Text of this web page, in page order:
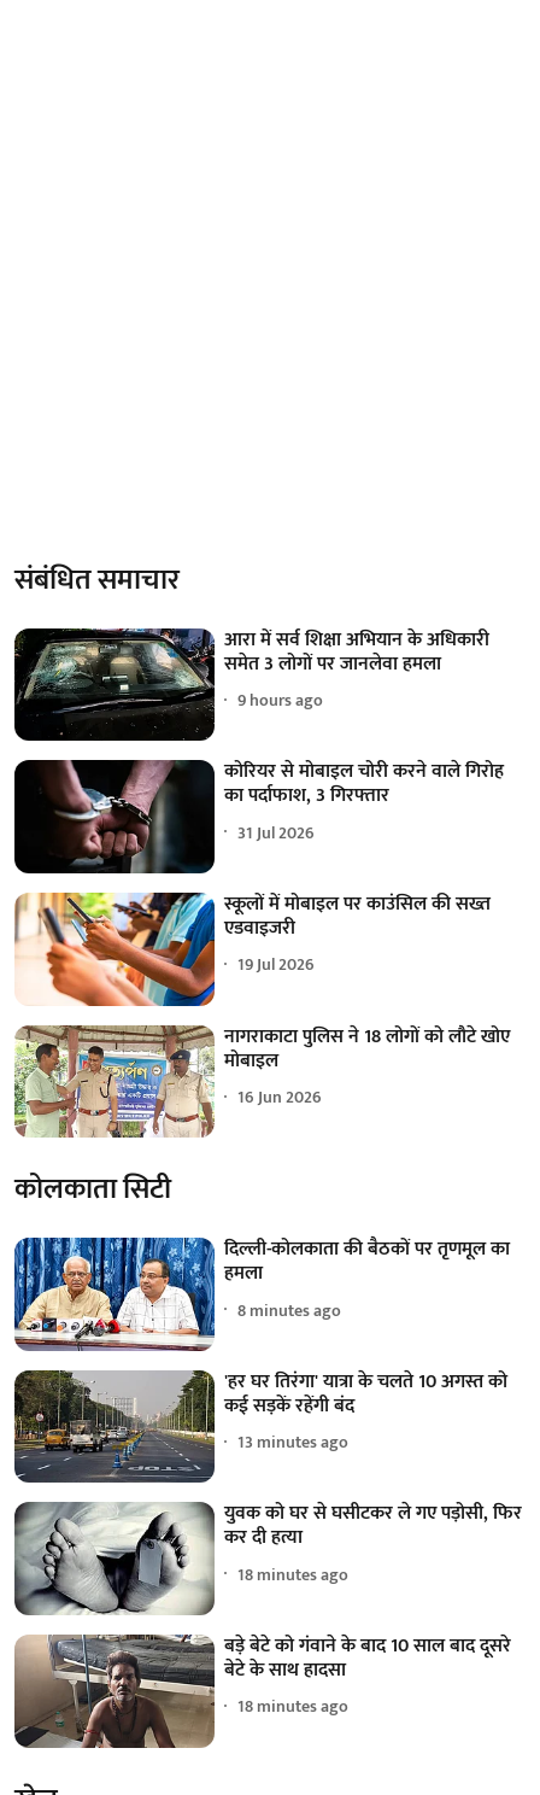
संबंधित समाचार
आरा में सर्व शिक्षा अभियान के अधिकारी
समेत 3 लोगों पर जानलेवा हमला
9 hours ago
कोरियर से मोबाइल चोरी करने वाले गिरोह
का पर्दाफाश, 3 गिरफ्तार
31 Jul 2026
स्कूलों में मोबाइल पर काउंसिल की सख्त
एडवाइजरी
19 Jul 2026
नागराकाटा पुलिस ने 18 लोगों को लौटे खोए
मोबाइल
16 Jun 2026
कोलकाता सिटी
दिल्ली-कोलकाता की बैठकों पर तृणमूल का
हमला
8 minutes ago
'हर घर तिरंगा' यात्रा के चलते 10 अगस्त को
कई सड़कें रहेंगी बंद
13 minutes ago
युवक को घर से घसीटकर ले गए पड़ोसी, फिर
कर दी हत्या
18 minutes ago
बड़े बेटे को गंवाने के बाद 10 साल बाद दूसरे
बेटे के साथ हादसा
18 minutes ago